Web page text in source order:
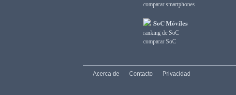
comparar smartphones
SoC Móviles
ranking de SoC
comparar SoC
Acerca de Contacto Privacidad